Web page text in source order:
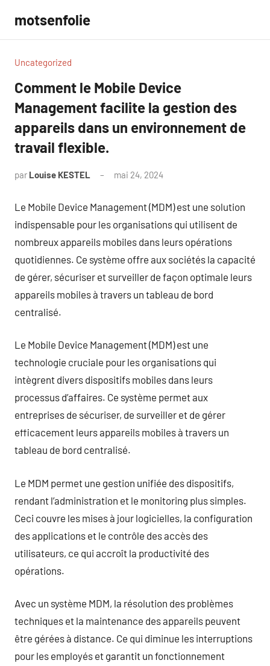
contenu
motsenfolie
Uncategorized
Comment le Mobile Device
Management facilite la gestion des
appareils dans un environnement de
travail flexible.
par Louise KESTEL mai 24, 2024
Le Mobile Device Management (MDM) est une solution
indispensable pour les organisations qui utilisent de
nombreux appareils mobiles dans leurs opérations
quotidiennes. Ce système offre aux sociétés la capacité
de gérer, sécuriser et surveiller de façon optimale leurs
appareils mobiles à travers un tableau de bord
centralisé.
Le Mobile Device Management (MDM) est une
technologie cruciale pour les organisations qui
intègrent divers dispositifs mobiles dans leurs
processus d’affaires. Ce système permet aux
entreprises de sécuriser, de surveiller et de gérer
efficacement leurs appareils mobiles à travers un
tableau de bord centralisé.
Le MDM permet une gestion unifiée des dispositifs,
rendant l’administration et le monitoring plus simples.
Ceci couvre les mises à jour logicielles, la configuration
des applications et le contrôle des accès des
utilisateurs, ce qui accroît la productivité des
opérations.
Avec un système MDM, la résolution des problèmes
techniques et la maintenance des appareils peuvent
être gérées à distance. Ce qui diminue les interruptions
pour les employés et garantit un fonctionnement